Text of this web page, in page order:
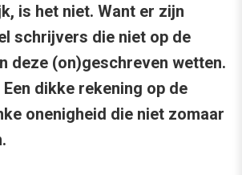
is het niet. Want er zijn
schrijvers die niet op de
deze (on)geschreven wetten.
dikke rekening op de
onenigheid die niet zomaar